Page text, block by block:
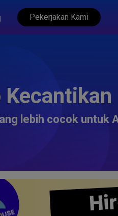
Pekerjakan Kami
Kecantikan
lebih cocok untuk